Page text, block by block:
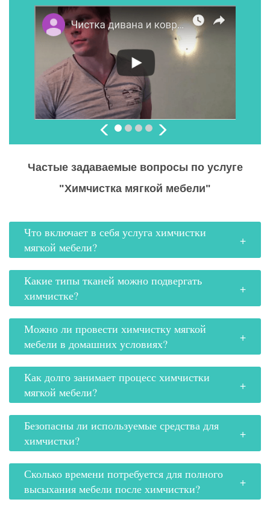
Частые задаваемые вопросы по услуге
"Химчистка мягкой мебели"
Что включает в себя услуга химчистки
мягкой мебели?
Какие типы тканей можно подвергать
химчистке?
Можно ли провести химчистку мягкой
мебели в домашних условиях?
Как долго занимает процесс химчистки
мягкой мебели?
Безопасны ли используемые средства для
химчистки?
Сколько времени потребуется для полного
высыхания мебели после химчистки?